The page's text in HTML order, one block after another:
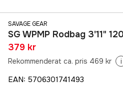
SAVAGE GEAR
SG WPMP Rodbag 3'11"
379 kr
Rekommenderat ca. pris 469 kr i
EAN: 5706301741493